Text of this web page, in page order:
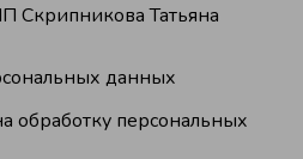
Скрипникова Татьяна
данных
обработку персональных